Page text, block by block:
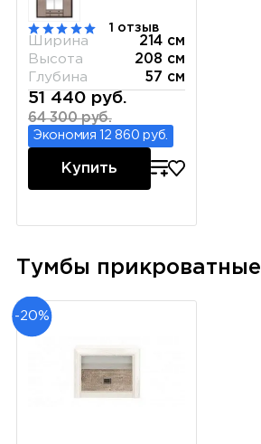
1 отзыв
Ширина
214 см
Высота
208 см
Глубина
57 см
51 440 руб.
64 300 руб.
Экономия 12 860 руб.
Купить
Тумбы прикроватные
-20%